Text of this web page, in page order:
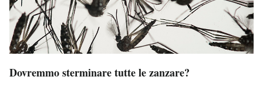
Dovremmo sterminare tutte le zanzare?